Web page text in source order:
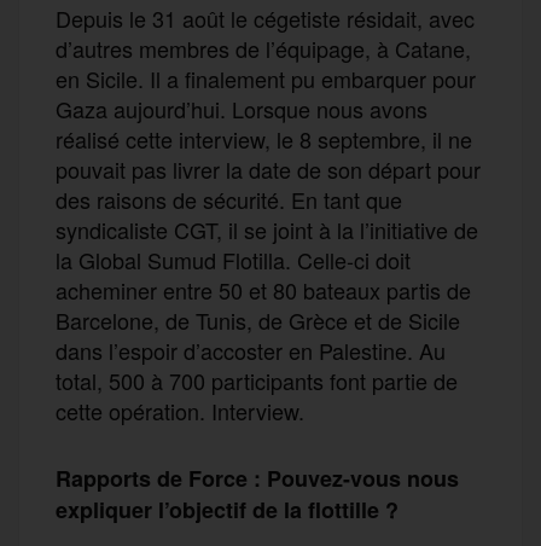
Depuis le 31 août le cégetiste résidait, avec
d’autres membres de l’équipage, à Catane,
en Sicile. Il a finalement pu embarquer pour
Gaza aujourd’hui. Lorsque nous avons
réalisé cette interview, le 8 septembre, il ne
pouvait pas livrer la date de son départ pour
des raisons de sécurité. En tant que
syndicaliste CGT, il se joint à la l’initiative de
la Global Sumud Flotilla. Celle-ci doit
acheminer entre 50 et 80 bateaux partis de
Barcelone, de Tunis, de Grèce et de Sicile
dans l’espoir d’accoster en Palestine. Au
total, 500 à 700 participants font partie de
cette opération. Interview.
Rapports de Force : Pouvez-vous nous
expliquer l’objectif de la flottille ?